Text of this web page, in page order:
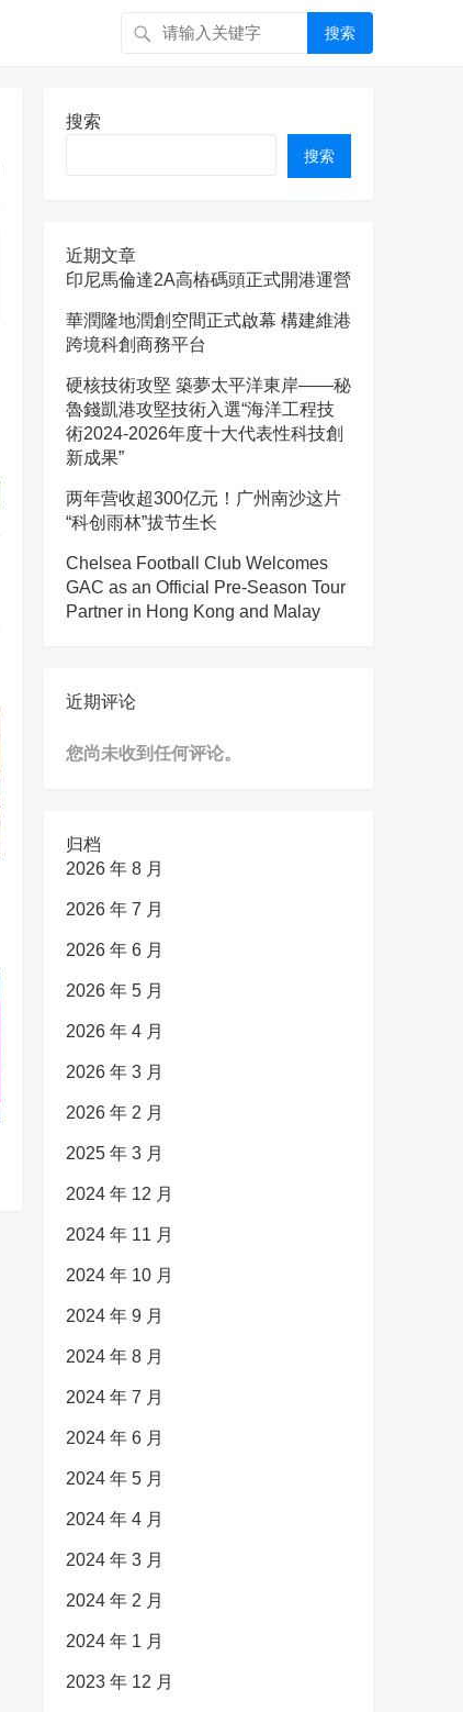
搜索
搜索
搜索
近期文章
印尼馬倫達2A高樁碼頭正式開港運營
華潤隆地潤創空間正式啟幕 構建維港
跨境科創商務平台
硬核技術攻堅 築夢太平洋東岸——秘
魯錢凱港攻堅技術入選“海洋工程技
術2024-2026年度十大代表性科技創
新成果”
两年营收超300亿元！广州南沙这片
“科创雨林”拔节生长
Chelsea Football Club Welcomes
GAC as an Official Pre-Season Tour
Partner in Hong Kong and Malay
近期评论
您尚未收到任何评论。
归档
2026 年 8 月
2026 年 7 月
2026 年 6 月
2026 年 5 月
2026 年 4 月
2026 年 3 月
2026 年 2 月
2025 年 3 月
2024 年 12 月
2024 年 11 月
2024 年 10 月
2024 年 9 月
2024 年 8 月
2024 年 7 月
2024 年 6 月
2024 年 5 月
2024 年 4 月
2024 年 3 月
2024 年 2 月
2024 年 1 月
2023 年 12 月